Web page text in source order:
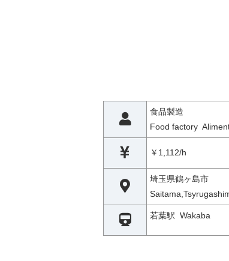
食品製造
Food factory
￥1,112/h
埼玉県鶴ヶ島市
若葉駅 Wakaba